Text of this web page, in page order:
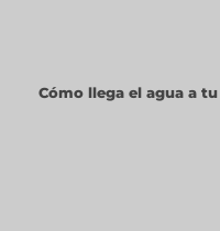
¿Cómo llega el agua a